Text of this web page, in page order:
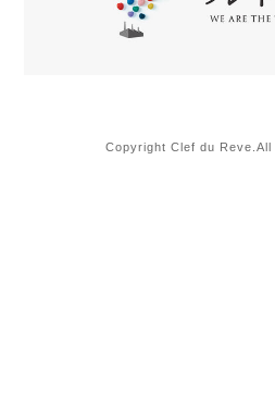
Copyright Clef du